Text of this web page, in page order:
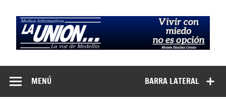
contenido
Medios
Informativos La
Unión…
BARRA LATERAL
MENÚ